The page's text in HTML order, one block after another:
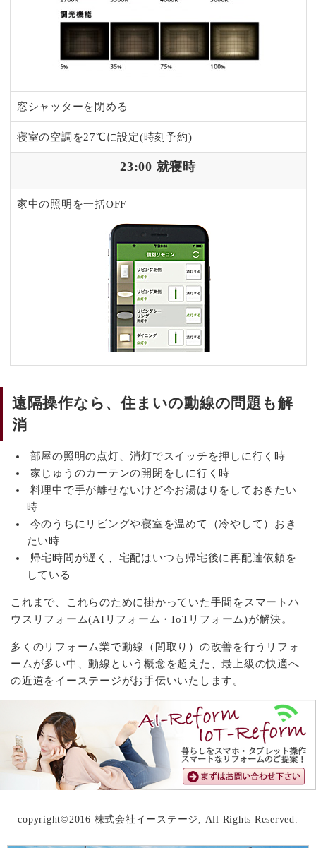
窓シャッターを閉める
寝室の空調を27℃に設定(時刻予約)
23:00 就寝時
家中の照明を一括OFF
遠隔操作なら、住まいの動線の問題も解
消
部屋の照明の点灯、消灯でスイッチを押しに行く時
家じゅうのカーテンの開閉をしに行く時
料理中で手が離せないけど今お湯はりをしておきたい
時
今のうちにリビングや寝室を温めて（冷やして）おき
たい時
帰宅時間が遅く、宅配はいつも帰宅後に再配達依頼を
している
これまで、これらのために掛かっていた手間をスマートハ
ウスリフォーム(AIリフォーム・IoTリフォーム)が解決。
多くのリフォーム業で動線（間取り）の改善を行うリフォ
ームが多い中、動線という概念を超えた、最上級の快適へ
の近道をイーステージがお手伝いいたします。
copyright©2016 株式会社イーステージ, All Rights Reserved.